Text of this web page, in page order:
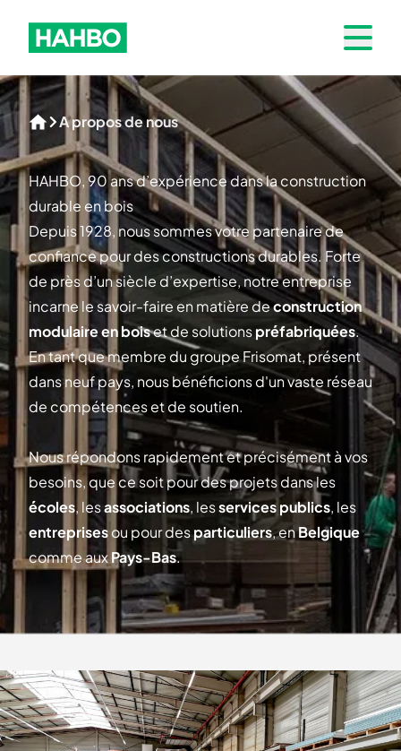
Hahbo logo
Open
A propos de nous
HAHBO, 90 ans d’expérience dans la construction
durable en bois
Depuis 1928, nous sommes votre partenaire de
confiance pour des constructions durables. Forte
de près d’un siècle d’expertise, notre entreprise
incarne le savoir-faire en matière deconstruction
modulaire en boiset de solutionspréfabriquées.
En tant que membre du groupe Frisomat, présent
dans neuf pays, nous bénéficions d'un vaste réseau
de compétences et de soutien.
Nous répondons rapidement et précisément à vos
besoins, que ce soit pour des projets dans les
écoles, lesassociations, lesservices publics, les
entreprisesou pour desparticuliers, enBelgique
comme auxPays-Bas.